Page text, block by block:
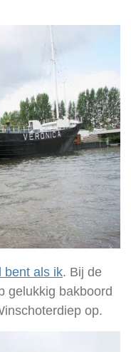
bent als ik. Bij de
gelukkig bakboord
op.